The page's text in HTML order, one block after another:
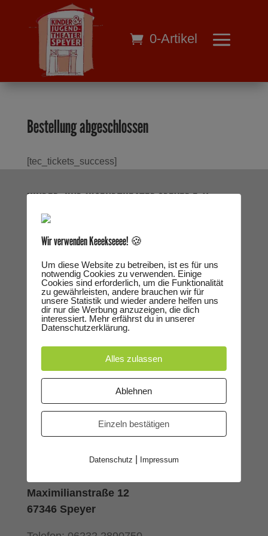
0-Artikel
Bestellung abgeschlossen
[tec_tickets_success]
KINDER- UND JUGENDTHEATER SPEYER E. V.
Als freies Theater, ein fester Bestandteil der
kommunalen Stadtkultur Speyers, aber auch
ganzen Land.
ÖFFNUNGSZEITEN
Büro: Dienstag – Freitag von 9 – 12 Uhr
Termine nach Vereinbarung
Kleine Pfaffengasse 8
67346 Speyer
Maximilianstraße 12
67346 Speyer
Wir verwenden Keeekseeee! 🍪
Um diese Website zu betreiben, ist es für uns
notwendig Cookies zu verwenden. Einige
Cookies sind erforderlich, um die Funktionalität
zu gewährleisten, andere brauchen wir für
unsere Statistik und wieder andere helfen uns
dir nur die Werbung anzuzeigen, die dich
interessiert. Mehr erfährst du in unserer
Datenschutzerklärung.
Alles zulassen
Ablehnen
Einzeln bestätigen
Datenschutz Impressum